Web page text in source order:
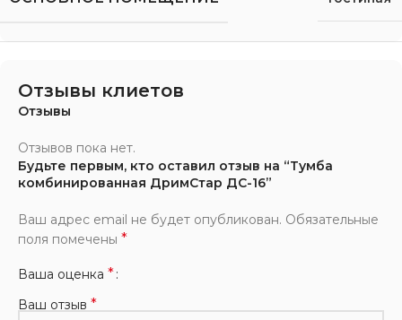
Отзывы клиетов
Отзывы
Отзывов пока нет.
Будьте первым, кто оставил отзыв на “Тумба
комбинированная ДримСтар ДС-16”
Ваш адрес email не будет опубликован. Обязательные
поля помечены *
Ваша оценка *
Ваш отзыв *